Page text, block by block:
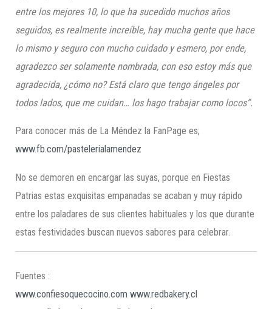
entre los mejores 10, lo que ha sucedido muchos años
seguidos, es realmente increíble, hay mucha gente que hace
lo mismo y seguro con mucho cuidado y esmero, por ende,
agradezco ser solamente nombrada, con eso estoy más que
agradecida, ¿cómo no? Está claro que tengo ángeles por
todos lados, que me cuidan… los hago trabajar como locos”.
Para conocer más de La Méndez la FanPage es;
www.fb.com/pastelerialamendez
No se demoren en encargar las suyas, porque en Fiestas
Patrias estas exquisitas empanadas se acaban y muy rápido
entre los paladares de sus clientes habituales y los que durante
estas festividades buscan nuevos sabores para celebrar.
Fuentes :
www.confiesoquecocino.com www.redbakery.cl